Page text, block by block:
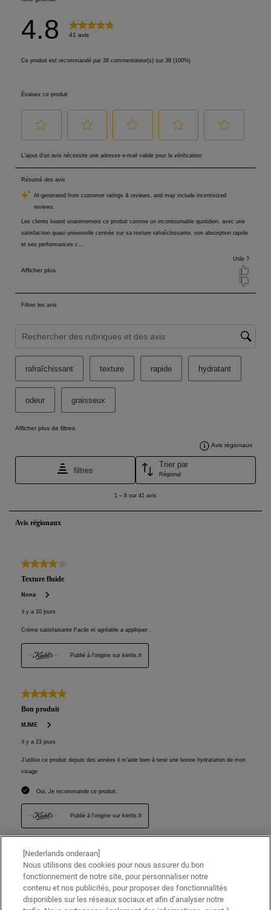
[Nederlands onderaan]
Nous utilisons des cookies pour nous assurer du bon
fonctionnement de notre site, pour personnaliser notre
contenu et nos publicités, pour proposer des fonctionnalités
disponibles sur les réseaux sociaux et afin d’analyser notre